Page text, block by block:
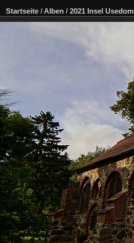
Startseite / Alben / 2021 Insel Usedom